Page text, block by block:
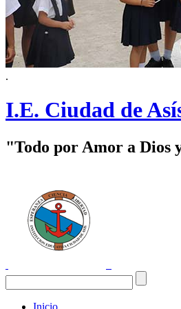
.
I.E. Ciudad de
"Todo por Amor a Dios
Inicio